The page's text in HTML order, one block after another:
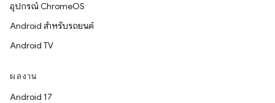
อุปกรณ์ ChromeOS
Android สำหรับรถยนต์
Android TV
ผลงาน
Android 17